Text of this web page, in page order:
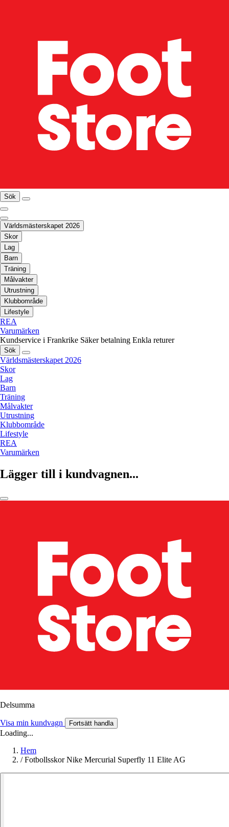
Sök
Världsmästerskapet 2026
Skor
Lag
Barn
Träning
Målvakter
Utrustning
Klubbområde
Lifestyle
REA
Varumärken
Kundservice i Frankrike Säker betalning Enkla returer
Sök
Världsmästerskapet 2026
Skor
Lag
Barn
Träning
Målvakter
Utrustning
Klubbområde
Lifestyle
REA
Varumärken
Lägger till i kundvagnen...
Delsumma
Visa min kundvagn Fortsätt handla
Loading...
Hem
/ Fotbollsskor Nike Mercurial Superfly 11 Elite AG